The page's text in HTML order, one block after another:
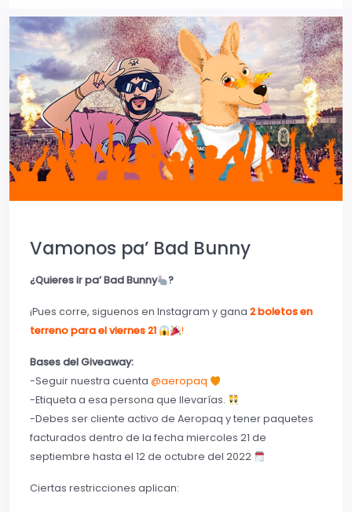
Vamonos pa’ Bad Bunny
¿Quieres ir pa’ Bad Bunny ?
¡Pues corre, siguenos en Instagram y gana 2 boletos en
terreno para el viernes 21
!
Bases del Giveaway:
-Seguir nuestra cuenta @aeropaq
-Etiqueta a esa persona que llevarías.
-Debes ser cliente activo de Aeropaq y tener paquetes
facturados dentro de la fecha miercoles 21 de
septiembre hasta el 12 de octubre del 2022
Ciertas restricciones aplican: